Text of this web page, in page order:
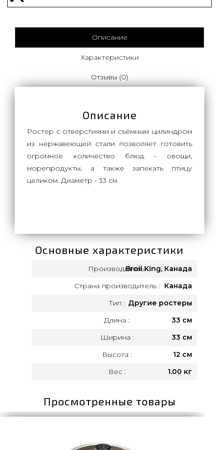
Описание
Характеристики
Отзывы (0)
Описание
Ростер с отверстиями и съёмным цилиндром
из нержавеющей стали позволяет готовить
огромное количество блюд - овощи,
морепродукты, а также запекать птицу
целиком. Диаметр - 33 см
Основные характеристики
Производитель:Broil King, Канада
Страна производитель :
Канада
Тип : Другие ростеры
Длина :
33 см
Ширина :
33 см
Высота :
12 см
Вес :
1.00 кг
Просмотренные товары